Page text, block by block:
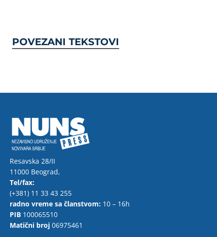
POVEZANI TEKSTOVI
Resavska 28/II
11000 Beograd,
Tel/fax:
(+381) 11 33 43 255
radno vreme sa članstvom: 10 – 16h
PIB 100065510
Matični broj 06975461